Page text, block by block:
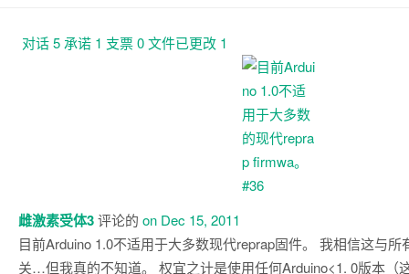
对话5 承诺 1 支票0文件已更改 1
雌激素受体3评论的 on Dec 15, 2011
目前Arduino 1.0不适用于大多数现代reprap固件。 我相信这与所
关…但我真的不知道。 权宜之计是使用任何Arduino<1. 0版本（